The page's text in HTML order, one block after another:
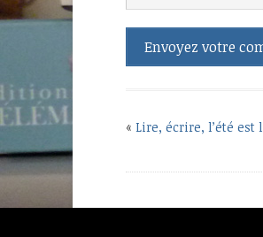
« Lire, écrire, l’été est